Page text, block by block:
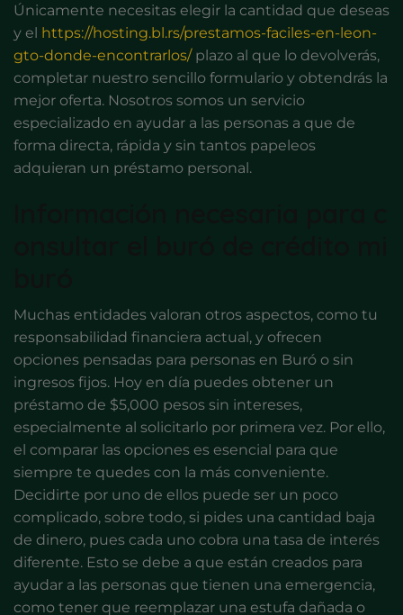
Únicamente necesitas elegir la cantidad que deseas
y el https://hosting.bl.rs/prestamos-faciles-en-leon-
gto-donde-encontrarlos/plazo al que lo devolverás,
completar nuestro sencillo formulario y obtendrás la
mejor oferta. Nosotros somos un servicio
especializado en ayudar a las personas a que de
forma directa, rápida y sin tantos papeleos
adquieran un préstamo personal.
Muchas entidades valoran otros aspectos, como tu
responsabilidad financiera actual, y ofrecen
opciones pensadas para personas en Buró o sin
ingresos fijos. Hoy en día puedes obtener un
préstamo de $5,000 pesos sin intereses,
especialmente al solicitarlo por primera vez. Por ello,
el comparar las opciones es esencial para que
siempre te quedes con la más conveniente.
Decidirte por uno de ellos puede ser un poco
complicado, sobre todo, si pides una cantidad baja
de dinero, pues cada uno cobra una tasa de interés
diferente. Esto se debe a que están creados para
ayudar a las personas que tienen una emergencia,
como tener que reemplazar una estufa dañada o